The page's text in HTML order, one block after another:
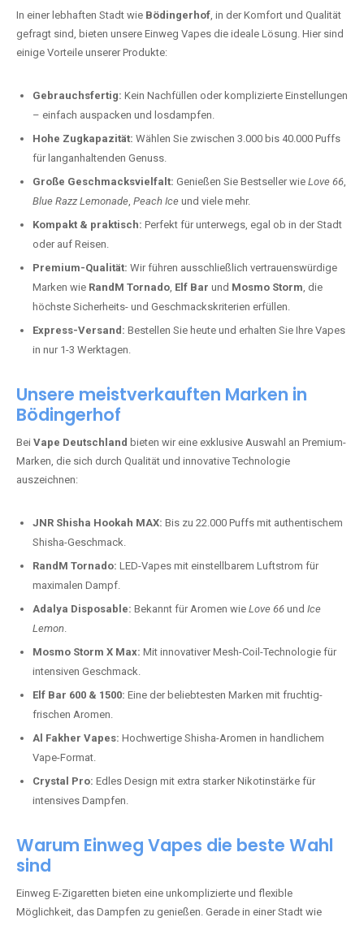
In einer lebhaften Stadt wie Bödingerhof, in der Komfort und Qualität
gefragt sind, bieten unsere Einweg Vapes die ideale Lösung. Hier sind
einige Vorteile unserer Produkte:
Gebrauchsfertig: Kein Nachfüllen oder komplizierte Einstellungen
– einfach auspacken und losdampfen.
Hohe Zugkapazität: Wählen Sie zwischen 3.000 bis 40.000 Puffs
für langanhaltenden Genuss.
Große Geschmacksvielfalt: Genießen Sie Bestseller wie Love 66,
Blue Razz Lemonade, Peach Ice und viele mehr.
Kompakt & praktisch: Perfekt für unterwegs, egal ob in der Stadt
oder auf Reisen.
Premium-Qualität: Wir führen ausschließlich vertrauenswürdige
Marken wie RandM Tornado, Elf Bar und Mosmo Storm, die
höchste Sicherheits- und Geschmackskriterien erfüllen.
Express-Versand: Bestellen Sie heute und erhalten Sie Ihre Vapes
in nur 1-3 Werktagen.
Unsere meistverkauften Marken in
Bödingerhof
Bei Vape Deutschland bieten wir eine exklusive Auswahl an Premium-
Marken, die sich durch Qualität und innovative Technologie
auszeichnen:
JNR Shisha Hookah MAX: Bis zu 22.000 Puffs mit authentischem
Shisha-Geschmack.
RandM Tornado: LED-Vapes mit einstellbarem Luftstrom für
maximalen Dampf.
Adalya Disposable: Bekannt für Aromen wie Love 66 und Ice
Lemon.
Mosmo Storm X Max: Mit innovativer Mesh-Coil-Technologie für
intensiven Geschmack.
Elf Bar 600 & 1500: Eine der beliebtesten Marken mit fruchtig-
frischen Aromen.
Al Fakher Vapes: Hochwertige Shisha-Aromen in handlichem
Vape-Format.
Crystal Pro: Edles Design mit extra starker Nikotinstärke für
intensives Dampfen.
Warum Einweg Vapes die beste Wahl
sind
Einweg E-Zigaretten bieten eine unkomplizierte und flexible
Möglichkeit, das Dampfen zu genießen. Gerade in einer Stadt wie